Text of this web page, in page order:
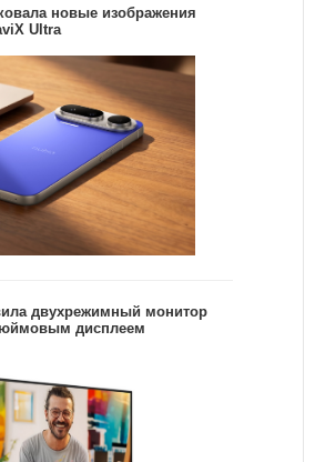
новые изображения
Ultra
двухрежимный монитор
дисплеем